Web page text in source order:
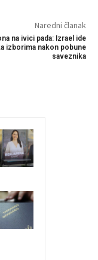
Naredni članak
na ivici pada: Izrael ide
izborima nakon pobune
saveznika